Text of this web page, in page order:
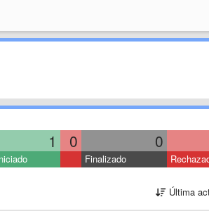
1 0 0
Finalizado
Última